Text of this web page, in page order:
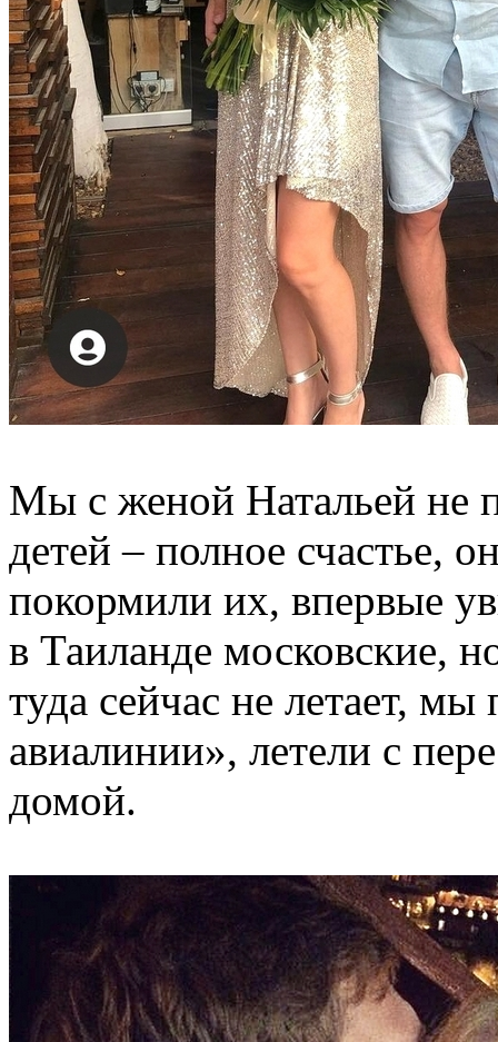
Мы с женой Натальей не
детей – полное счастье,
покормили их, впервые
в Таиланде московские,
туда сейчас не летает,
авиалинии», летели с
домой.